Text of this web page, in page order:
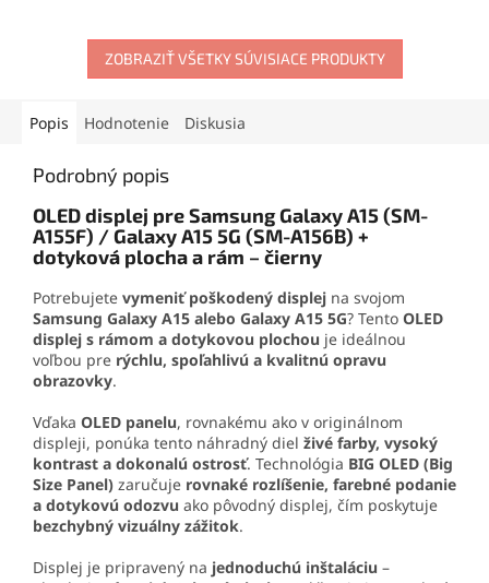
efektu s tlakom až 10 kg
umožňuje pevné uchopenie
bez poškodenia. Odolná
zaručuje dlhú životnosť a
otváracie nástroje, prísavku
aj vyberač SIM karty. Vďaka
tejto sade zvládnete
ZOBRAZIŤ VŠETKY SÚVISIACE PRODUKTY
Popis Hodnotenie Diskusia
Podrobný popis
OLED displej pre Samsung Galaxy A15 (SM-
A155F) / Galaxy A15 5G (SM-A156B) +
dotyková plocha a rám – čierny
Potrebujete vymeniť poškodený displej na svojom
Samsung Galaxy A15 alebo Galaxy A15 5G? Tento OLED
displej s rámom a dotykovou plochou je ideálnou
voľbou pre rýchlu, spoľahlivú a kvalitnú opravu
obrazovky.
Vďaka OLED panelu, rovnakému ako v originálnom
displeji, ponúka tento náhradný diel živé farby, vysoký
kontrast a dokonalú ostrosť. Technológia BIG OLED (Big
Size Panel) zaručuje rovnaké rozlíšenie, farebné podanie
a dotykovú odozvu ako pôvodný displej, čím poskytuje
bezchybný vizuálny zážitok.
Displej je pripravený na jednoduchú inštaláciu –